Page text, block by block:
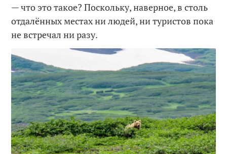
— что это такое? Поскольку, наверное, в столь
отдалённых местах ни людей, ни туристов пока
не встречал ни разу.